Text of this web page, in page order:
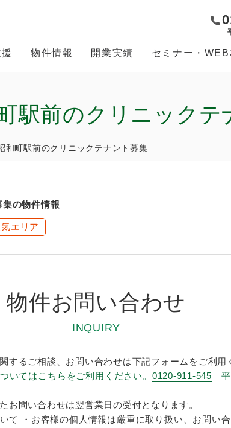
物件情報 開業実績 セミナー・
駅前のクリニック
和町駅前のクリニックテナント募集
集の物件情報
気エリア
物件お問い合わせ
INQUIRY
するご相談、お問い合わせは下記フォームをご利用
いてはこちらをご利用ください。 0120-911-545 平
お問い合わせは翌営業日の受付となります。
て ・お客様の個人情報は厳重に取り扱い、お問い